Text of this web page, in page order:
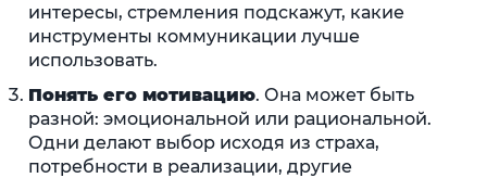
интересы, стремления подскажут, какие
инструменты коммуникации лучше
использовать.
Понять его мотивацию. Она может быть
разной: эмоциональной или рациональной.
Одни делают выбор исходя из страха,
потребности в реализации, другие